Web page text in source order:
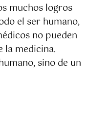
muchos logros
el ser humano,
no pueden
la medicina.
sino de un